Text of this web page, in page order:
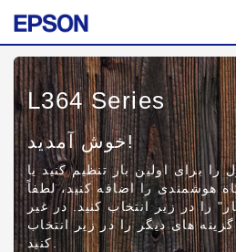
L364 Series
خوش آمدید!
برای اولین بار تنظیم کنید یا
هوشمندی را اضافه کنید، لطفاً
را در زیر انتخاب کنید. در غیر
های دیگر را در زیر انتخاب